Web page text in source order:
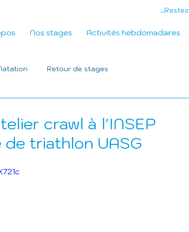
Restez
Nos stages Activités hebdomadaires
Retour de stages
crawl à l'INSEP
de triathlon UASG